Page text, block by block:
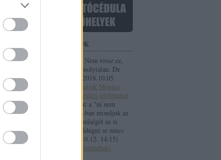
FRISS TOPIKOK
Nem rossz ez,
teny hogy komolytalan. De
2018.10.05.
Bemutatjuk Mogács
Dánielt, 7. kerületi jelöltünket
Sipos Andras: a "ni nem
lopunk"(93%-ban mondjuk az
igazat)valószinűségét az is
erősiti,hogy eldugni se nincs
2013.10.12. 14:15)
Letölthető, nyomtatható